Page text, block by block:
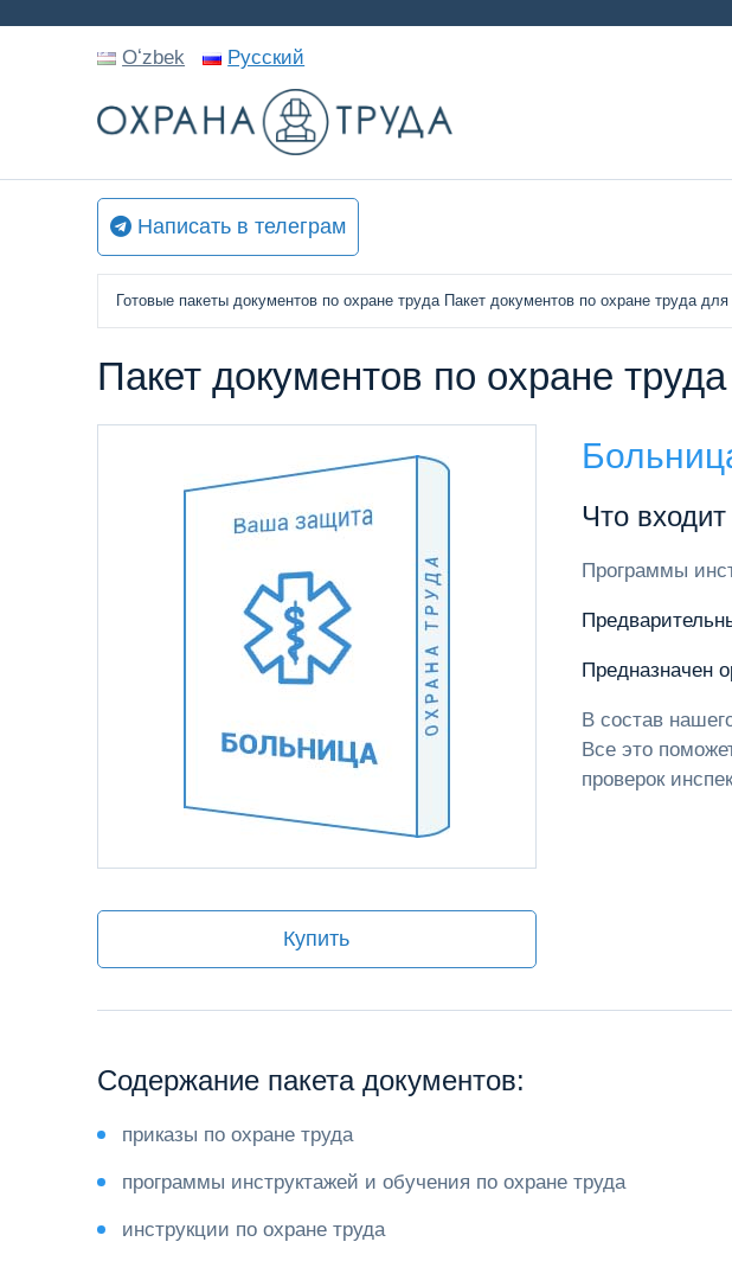
Oʻzbek Русский
Написать в телеграм
Готовые пакеты документов по охране труда Пакет документов по охране труда
Пакет документов по охране
Купить
Что
Программы
Предназначен
В состав
Все это
проверок
Содержание пакета документов:
приказы по охране труда
программы инструктажей и обучения по охране труда
инструкции по охране труда